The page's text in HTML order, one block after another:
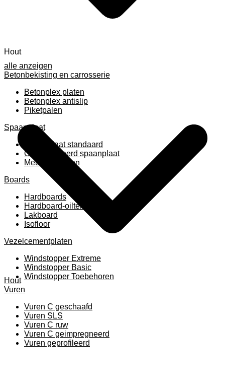
alle anzeigen
Betonbekisting en carrosserie
Betonplex platen
Betonplex antislip
Piketpalen
Spaanplaat
Spaanplaat standaard
Geplastificeerd spaanplaat
Meubelpanelen
Boards
Hardboards
Hardboard-oiltemperated
Lakboard
Isofloor
Vezelcementplaten
Windstopper Extreme
Windstopper Basic
Windstopper Toebehoren
Hout
Hout
Vuren
Vuren C geschaafd
Vuren SLS
Vuren C ruw
Vuren C geimpregneerd
Vuren geprofileerd